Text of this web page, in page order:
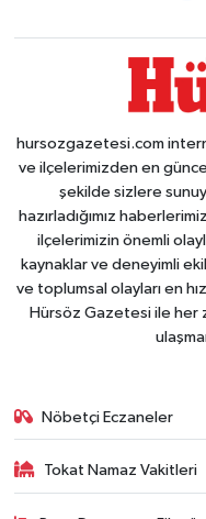
hursozgazetesi.com
ve ilçelerimizden en
şekilde sizlere
hazırladığımız
ilçelerimizin önemli
kaynaklar ve deneyimli
ve toplumsal olayları en
Hürsöz Gazetesi ile her
Nöbetçi Eczaneler
Tokat Namaz Vakitleri